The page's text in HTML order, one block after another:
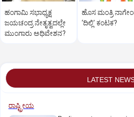
ಹಂಗಾಮಿ ಸಭಾಧ್ಯಕ್ಷ
ಜಯಚಂದ್ರ ನೇತೃತ್ವದಲ್ಲೇ
ಮುಂಗಾರು ಅಧಿವೇಶನ?
ಹೊಸ ಮಂತ್ರಿ
‘ದಿಲ್ಲಿ’ ಕಂಟಕ?
LATEST
ರಾಷ್ಟ್ರೀಯ